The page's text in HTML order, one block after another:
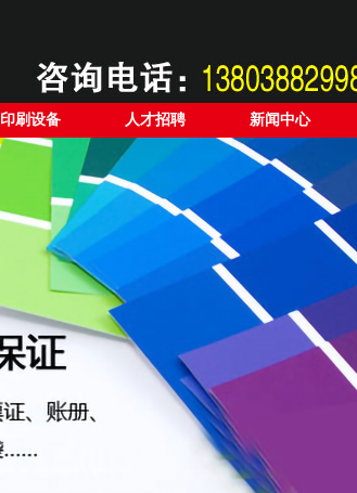
印刷设备 人才招聘 新闻中心